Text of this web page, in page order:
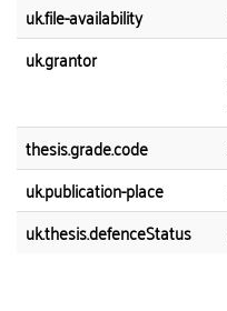
uk.file-availability
uk.grantor
thesis.grade.code
uk.publication-place
uk.thesis.defenceStatus